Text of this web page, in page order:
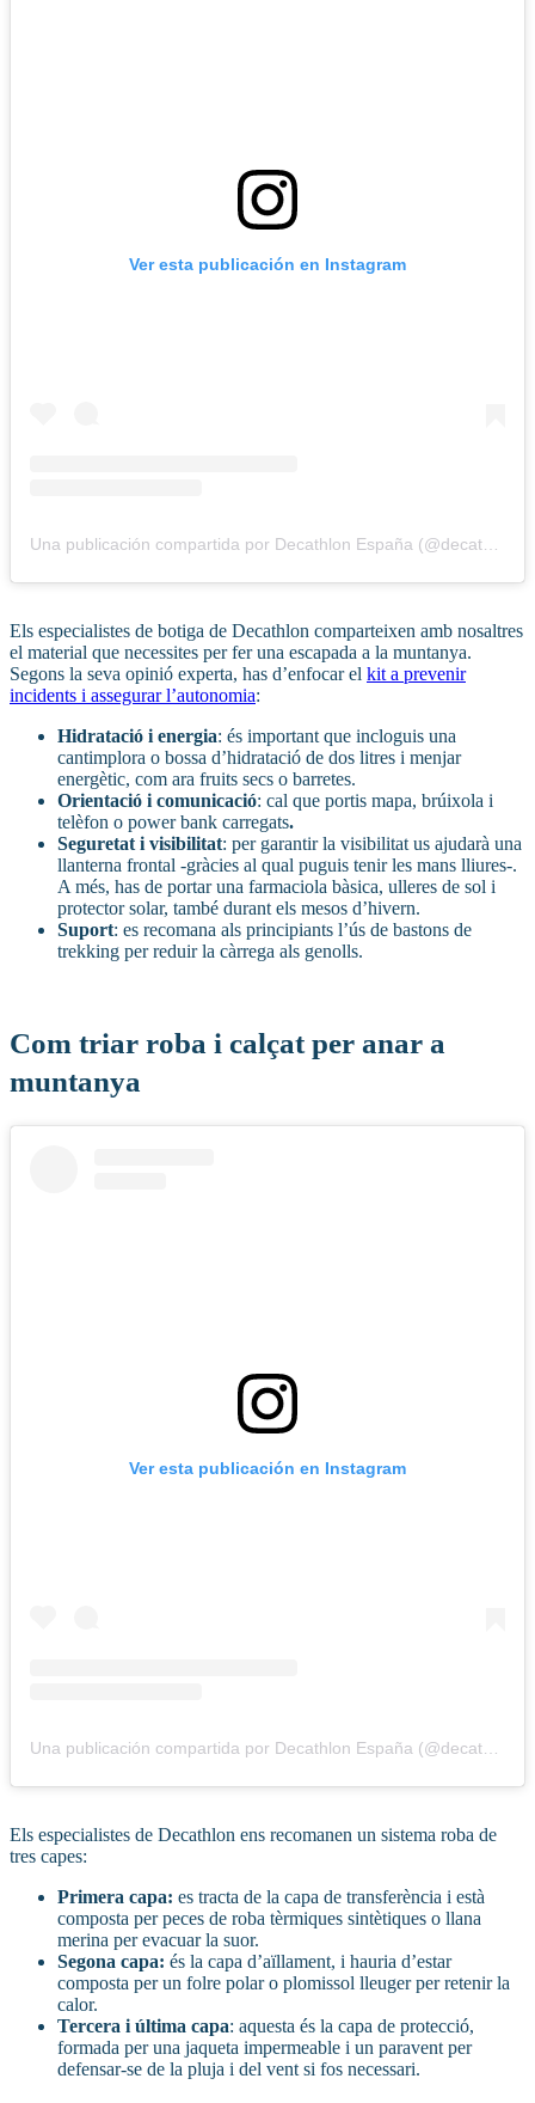
Ver esta publicación en Instagram
Els especialistes de botiga de Decathlon comparteixen amb nosaltres
el material que necessites per fer una escapada a la muntanya.
Segons la seva opinió experta, has d’enfocar el kit a prevenir
incidents i assegurar l’autonomia:
Hidratació i energia: és important que incloguis una
cantimplora o bossa d’hidratació de dos litres i menjar
energètic, com ara fruits secs o barretes.
Orientació i comunicació: cal que portis mapa, brúixola i
telèfon o power bank carregats.
Seguretat i visibilitat: per garantir la visibilitat us ajudarà una
llanterna frontal -gràcies al qual puguis tenir les mans lliures-.
A més, has de portar una farmaciola bàsica, ulleres de sol i
protector solar, també durant els mesos d’hivern.
Suport: es recomana als principiants l’ús de bastons de
trekking per reduir la càrrega als genolls.
Com triar roba i calçat per anar a
muntanya
Ver esta publicación en Instagram
Els especialistes de Decathlon ens recomanen un sistema roba de
tres capes:
Primera capa: es tracta de la capa de transferència i està
composta per peces de roba tèrmiques sintètiques o llana
merina per evacuar la suor.
Segona capa: és la capa d’aïllament, i hauria d’estar
composta per un folre polar o plomissol lleuger per retenir la
calor.
Tercera i última capa: aquesta és la capa de protecció,
formada per una jaqueta impermeable i un paravent per
defensar-se de la pluja i del vent si fos necessari.